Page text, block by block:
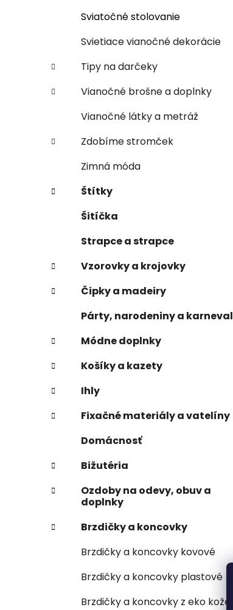
Sviatočné stolovanie
Svietiace vianočné dekorácie
Tipy na darčeky
Vianočné brošne a doplnky
Vianočné látky a metráž
Zdobíme stromček
Zimná móda
Štítky
Šitíčka
Strapce a strapce
Vzorovky a krojovky
Čipky a madeiry
Párty, narodeniny a karneval
Módne doplnky
Košíky a kazety
Ihly
Fixačné materiály a vatelíny
Domácnosť
Bižutéria
Ozdoby na odevy, obuv a
doplnky
Brzdičky a koncovky
Brzdičky a koncovky kovové
Brzdičky a koncovky plastové
Brzdičky a koncovky z eko kože